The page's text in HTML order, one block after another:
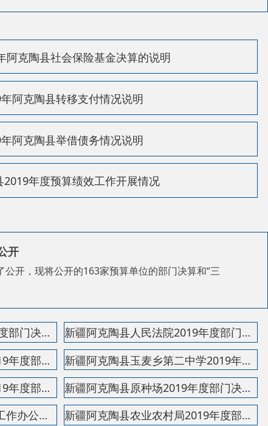
债务情况说明
效工作开展情况
163家预算单位的部门决算和“三
新疆阿克陶县农村合作经济经营管理局2019年度部门决...
新疆阿克陶县林果业技术推广管理站2019年度部门决算...
新疆阿克陶县动物卫生监督所2019年度部门决算公开说...
新疆阿克陶县雪莲花幼儿园2019年度部门决算公开说明
新疆阿克陶县文化馆2019年度部门决算公开说明